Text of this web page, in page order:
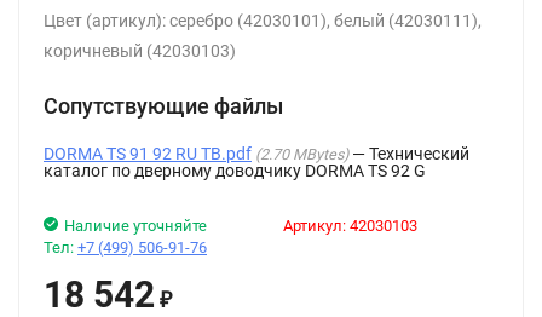
Цвет (артикул): серебро (42030101), белый (42030111),
коричневый (42030103)
Сопутствующие файлы
DORMA TS 91 92 RU TB.pdf 2.70 MBytes
Технический
каталог по дверному доводчику DORMA TS 92 G
Артикул: 42030103
Наличие уточняйте
Тел: +7 (499) 506-91-76
18 542 ₽